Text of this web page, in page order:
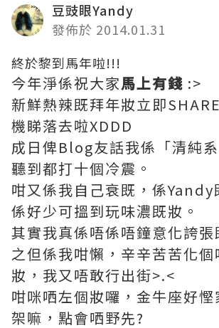
豆豉眼Yandy
發佈於 2014.01.31
終於黎到馬年啦!!!
今年淨係祝大家馬上有錢 :>
新鮮熱辣既拜年妝立即
機睇落去啦XDDD
成日俾Blog友話我係「清純
聽到都打十個冷震。
咁又係我自己衰既，係
係好少可搵到玩味濃既妝。
其實我真係唔係唔鐘意化誇張
之但係我咁懶，辛辛苦苦化個
妝，我又唔敢行出街>.<
咁咪哂左個妝囉，金牛座好慳
架嘛，點會哂野先?